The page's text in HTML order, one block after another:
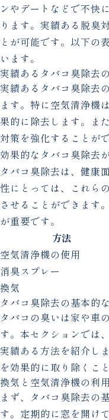
ンやデートなどで不快
ります。実績ある脱臭
とが可能です。以下の
います。
実績あるタバコ臭除去
実績あるタバコ臭除去
ます。特に空気清浄機
果的に除去します。ま
対策を強化することが
効果的なタバコ臭除去
タバコ臭除去は、健康
性にとっては、これら
させることができます
が重要です。
方法
空気清浄機の使用
消臭スプレー
換気
タバコ臭除去の基本的
タバコの臭いは家や車
す。本セクションでは
実績ある方法を紹介し
を効果的に取り除くこ
換気と空気清浄機の利用
まず、タバコ臭除去の
す。定期的に窓を開け